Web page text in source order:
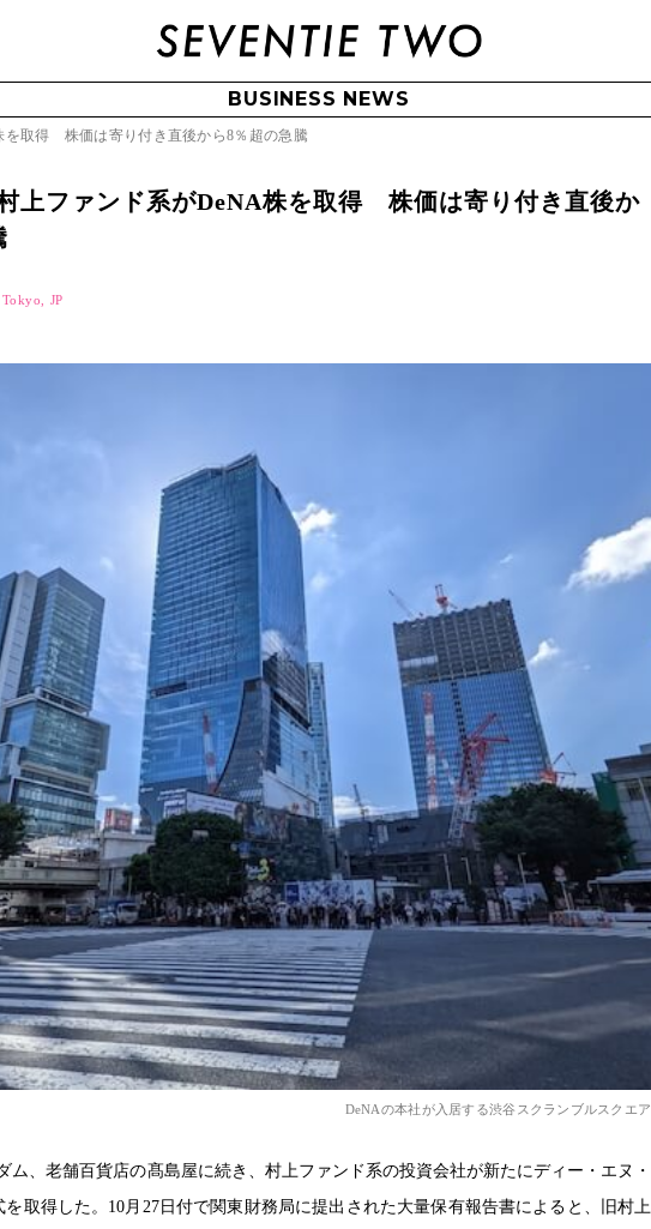
BUSINESS NEWS
を取得 株価は寄り付き直後から8％超の急騰
上ファンド系がDeNA株を取得 株価は寄り付き直後か
Tokyo, JP
DeNAの本社が入居する渋谷スクランブルスクエア
ム、老舗百貨店の髙島屋に続き、村上ファンド系の投資会社が新たにディー・エヌ・
を取得した。10月27日付で関東財務局に提出された大量保有報告書によると、旧村上